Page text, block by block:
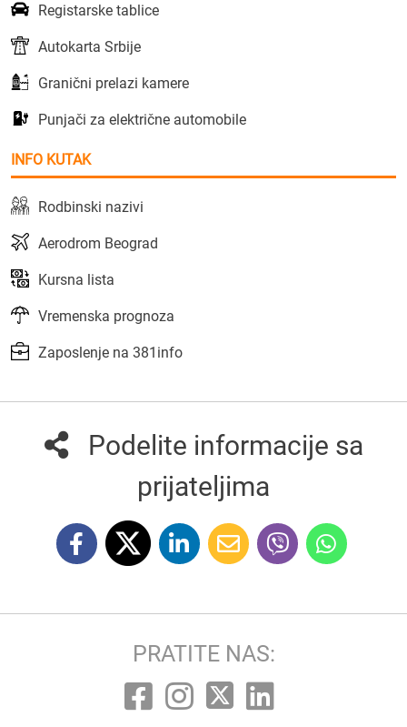
Registarske tablice
Autokarta Srbije
Granični prelazi kamere
Punjači za električne automobile
INFO KUTAK
Rodbinski nazivi
Aerodrom Beograd
Kursna lista
Vremenska prognoza
Zaposlenje na 381info
Podelite informacije sa
prijateljima
PRATITE NAS: